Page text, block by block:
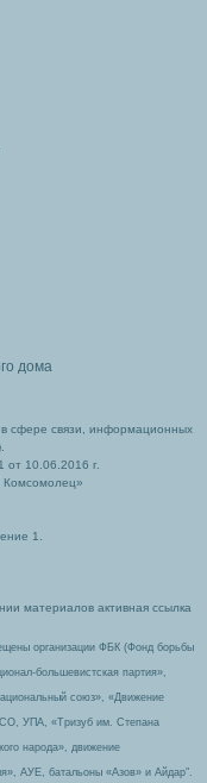
дома
сфере связи, информационных
10.06.2016 г.
Комсомолец»
1.
материалов активная ссылка
организации ФБК (Фонд борьбы
большевистская партия»,
союз», «Движение
УПА, «Тризуб им. Степана
народа», движение
АУЕ, батальоны «Азов» и Айдар″.